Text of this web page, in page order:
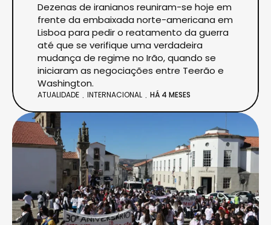
Dezenas de iranianos reuniram-se hoje em
frente da embaixada norte-americana em
Lisboa para pedir o reatamento da guerra
até que se verifique uma verdadeira
mudança de regime no Irão, quando se
iniciaram as negociações entre Teerão e
Washington.
ATUALIDADE INTERNACIONAL HÁ 4 MESES